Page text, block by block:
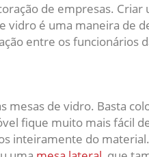
de empresas. Criar
vidro é uma maneira de
entre os funcionários
mesas de vidro. Basta
fique muito mais fácil
inteiramente do